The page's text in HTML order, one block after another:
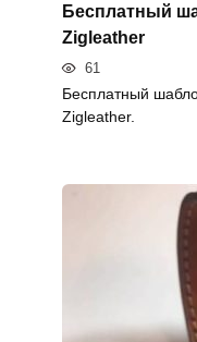
Бесплатный
Zigleather
61
Бесплатный
Zigleather.